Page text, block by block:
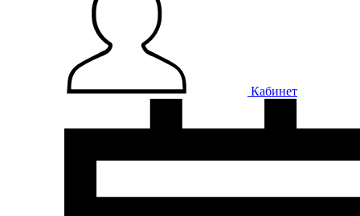
Кабинет